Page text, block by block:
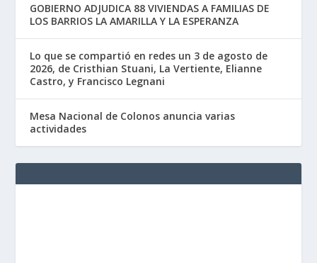
GOBIERNO ADJUDICA 88 VIVIENDAS A FAMILIAS DE
LOS BARRIOS LA AMARILLA Y LA ESPERANZA
Lo que se compartió en redes un 3 de agosto de
2026, de Cristhian Stuani, La Vertiente, Elianne
Castro, y Francisco Legnani
Mesa Nacional de Colonos anuncia varias
actividades